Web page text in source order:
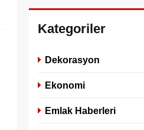
Kategoriler
Dekorasyon
Ekonomi
Emlak Haberleri